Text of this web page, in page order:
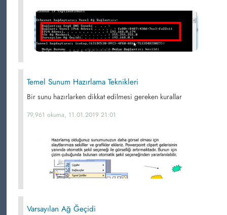
Temel Sunum Hazırlama Teknikleri
Bir sunu hazırlarken dikkat edilmesi gereken kurallar
79,961 okuma, 11.01.2019 21:01
Varsayılan Ağ Ğeçidi